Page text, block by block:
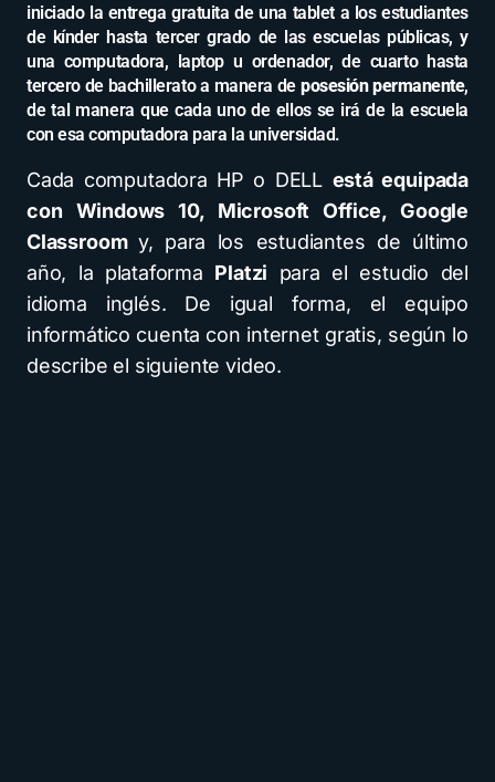
iniciado la entrega gratuita de una tablet a los estudiantes
de kínder hasta tercer grado de las escuelas públicas, y
una computadora, laptop u ordenador, de cuarto hasta
tercero de bachillerato a manera deposesión permanente,
de tal manera que cada uno de ellos se irá de la escuela
con esa computadora para la universidad.
Cada computadora HP o DELL está equipada
con Windows 10, Microsoft Office, Google
Classroom y, para los estudiantes de último
año, la plataforma Platzi para el estudio del
idioma inglés. De igual forma, el equipo
informático cuenta con internet gratis, según lo
describe el siguiente video.